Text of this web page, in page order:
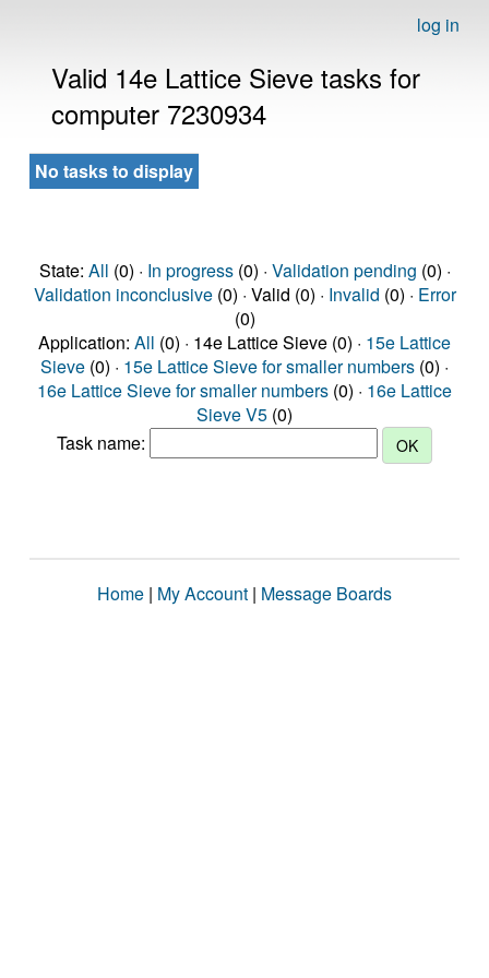
log in
Valid 14e Lattice Sieve tasks for
computer 7230934
No tasks to display
State: All (0) · In progress(0) · Validation pending (0) ·
Validation inconclusive(0) · Valid (0) · Invalid (0) · Error
(0)
Application: All (0) · 14e Lattice Sieve (0) · 15e Lattice
Sieve (0) · 15e Lattice Sieve for smaller numbers (0) ·
16e Lattice Sieve for smaller numbers (0) · 16e Lattice
Sieve V5 (0)
Task name:
Home | My Account | Message Boards